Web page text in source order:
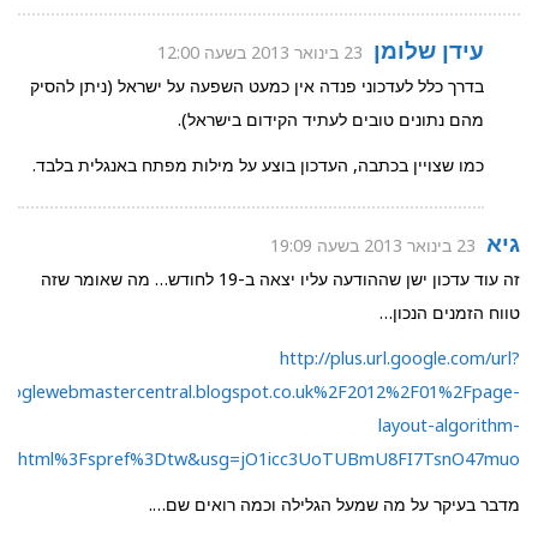
עידן שלומן 23 בינואר 2013 בשעה 12:00
בדרך כלל לעדכוני פנדה אין כמעט השפעה על ישראל (ניתן להסיק
מהם נתונים טובים לעתיד הקידום בישראל).
כמו שצויין בכתבה, העדכון בוצע על מילות מפתח באנגלית בלבד.
גיא 23 בינואר 2013 בשעה 19:09
זה עוד עדכון ישן שההודעה עליו יצאה ב-19 לחודש… מה שאומר שזה
טווח הזמנים הנכון…
http://plus.url.google.com/url?
layout-algorithm-
מדבר בעיקר על מה שמעל הגלילה וכמה רואים שם….